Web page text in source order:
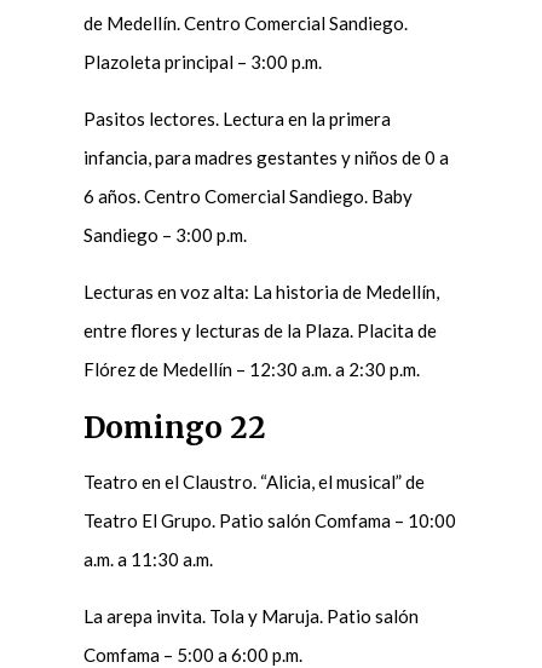
de Medellín. Centro Comercial Sandiego.
Plazoleta principal – 3:00 p.m.
Pasitos lectores. Lectura en la primera
infancia, para madres gestantes y niños de 0 a
6 años. Centro Comercial Sandiego. Baby
Sandiego – 3:00 p.m.
Lecturas en voz alta: La historia de Medellín,
entre flores y lecturas de la Plaza. Placita de
Flórez de Medellín – 12:30 a.m. a 2:30 p.m.
Domingo 22
Teatro en el Claustro. “Alicia, el musical” de
Teatro El Grupo. Patio salón Comfama – 10:00
a.m. a 11:30 a.m.
La arepa invita. Tola y Maruja. Patio salón
Comfama – 5:00 a 6:00 p.m.